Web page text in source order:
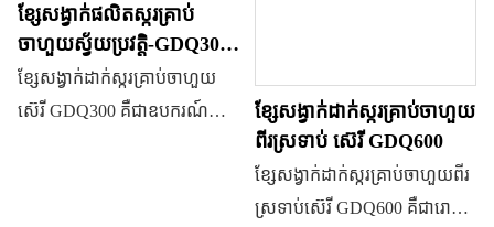
គ្នាតាមរយៈការផ្លាស់ប្តូរផ្សិត
ផងដែរ។ វាគឺជាឧបករណ៍ដ៏ល្អមួយ
ដែលអាចផលិតផលិតផលដែល
ខ្សែសង្វាក់ផលិតស្ករគ្រាប់
ចាហួយស្វ័យប្រវត្តិ-GDQ300 |
YINRICH
ខ្សែសង្វាក់ដាក់ស្ករគ្រាប់ចាហួយ
ស៊េរី GDQ300 គឺជាឧបករណ៍
ខ្សែសង្វាក់ដាក់ស្ករគ្រាប់ចាហួយ
ពីរស្រទាប់ ស៊េរី GDQ600
ខ្សែសង្វាក់ដាក់ស្ករគ្រាប់ចាហួយពីរ
ស្រទាប់ស៊េរី GDQ600 គឺជារោង